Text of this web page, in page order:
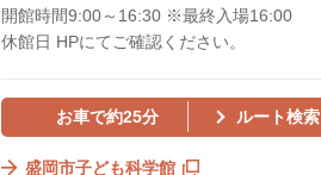
開館時間9:00～16:30 ※最終入場16:00
休館日 HPにてご確認ください。
お車で約25分 ルート検索
盛岡市子ども科学館